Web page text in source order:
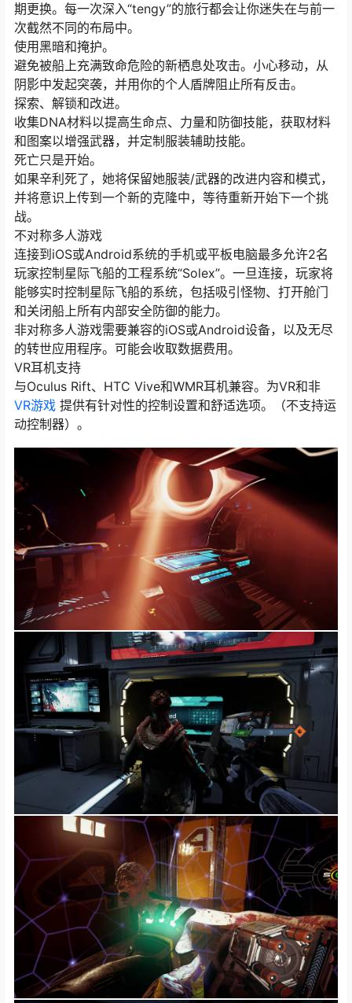
期更换。每一次深入“tengy”的旅行都会让你迷失在与前一
次截然不同的布局中。
使用黑暗和掩护。
避免被船上充满致命危险的新栖息处攻击。小心移动，从
阴影中发起突袭，并用你的个人盾牌阻止所有反击。
探索、解锁和改进。
收集DNA材料以提高生命点、力量和防御技能，获取材料
和图案以增强武器，并定制服装辅助技能。
死亡只是开始。
如果辛利死了，她将保留她服装/武器的改进内容和模式，
并将意识上传到一个新的克隆中，等待重新开始下一个挑
战。
不对称多人游戏
连接到iOS或Android系统的手机或平板电脑最多允许2名
玩家控制星际飞船的工程系统“Solex”。一旦连接，玩家将
能够实时控制星际飞船的系统，包括吸引怪物、打开舱门
和关闭船上所有内部安全防御的能力。
非对称多人游戏需要兼容的iOS或Android设备，以及无尽
的转世应用程序。可能会收取数据费用。
VR耳机支持
与Oculus Rift、HTC Vive和WMR耳机兼容。为VR和非
VR游戏 提供有针对性的控制设置和舒适选项。（不支持运
动控制器）。